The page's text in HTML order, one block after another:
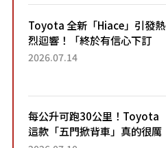
「三...
Toyota 全新「Hiace」引發熱
烈迴響！「終於有信心下訂
了！」「哪個等級交車最
車？...
2026.07.14
每公升可跑30公里！Toyota
這款「五門掀背車」真的很厲